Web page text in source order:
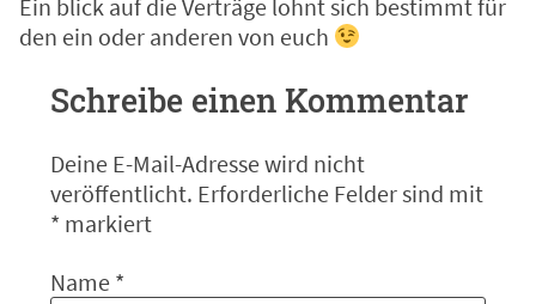
Ein blick auf die Verträge lohnt sich bestimmt für
den ein oder anderen von euch
Schreibe einen Kommentar
Deine E-Mail-Adresse wird nicht
veröffentlicht. Erforderliche Felder sind mit
* markiert
Name *